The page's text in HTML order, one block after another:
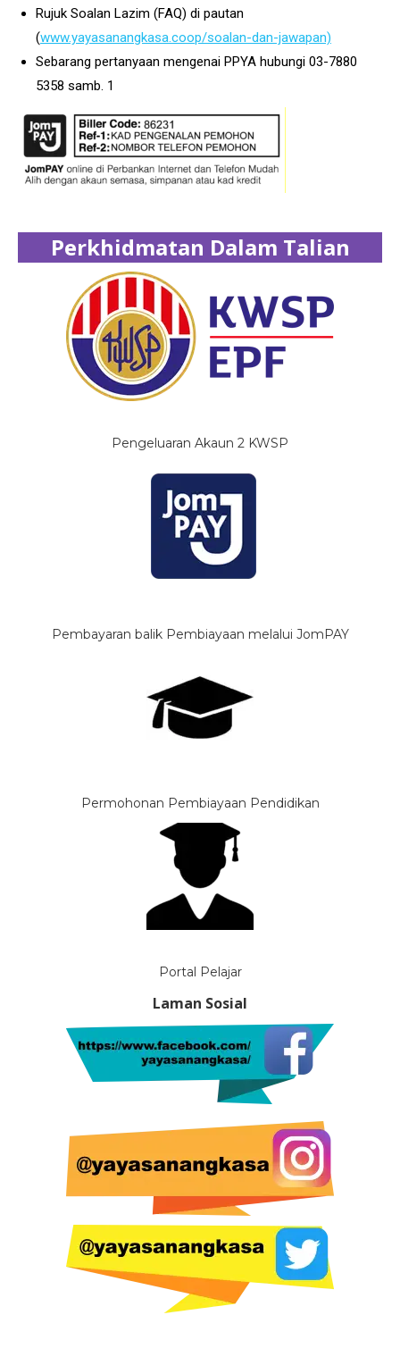
Rujuk Soalan Lazim (FAQ) di pautan
(www.yayasanangkasa.coop/soalan-dan-jawapan)
Sebarang pertanyaan mengenai PPYA hubungi 03-7880
5358 samb. 1
Perkhidmatan Dalam Talian
Pengeluaran Akaun 2 KWSP
Pembayaran balik Pembiayaan melalui JomPAY
Permohonan Pembiayaan Pendidikan
Portal Pelajar
Laman Sosial